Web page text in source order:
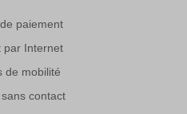
paiement
par Internet
de mobilité
contact